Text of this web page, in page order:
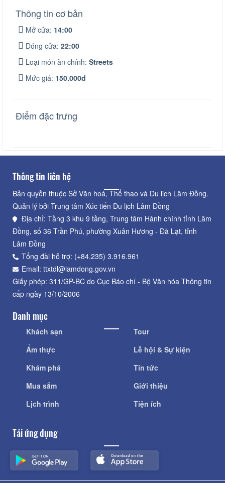
Thông tin cơ bản
Mở cửa: 14:00
Đóng cửa: 22:00
Loại món ăn chính: Streets
Mức giá: 150.000đ
Điểm đặc trưng
Thông tin liên hệ
Bản quyền thuộc Sở Văn hoá, Thể thao và Du lịch Lâm Đồng.
Quản lý bởi Trung tâm Xúc tiến Du lịch Lâm Đồng
Địa chỉ: Tầng 3 khu 9 tầng, Trung tâm Hành chính tỉnh Lâm
Đồng, số 36 Trần Phú, phường Xuân Hương - Đà Lạt, tỉnh
Lâm Đồng
Tổng đài hỗ trợ: (+84.235) 3.916.961
Email: ttxtdl@lamdong.gov.vn
Giấy phép: 311/GP-BC do Cục Báo chí - Bộ Văn hóa Thông tin
cấp ngày 13/10/2006
Danh mục
Khách sạn
Ẩm thực
Khám phá
Mua sắm
Lịch trình
Tour
Lễ hội & Sự kiện
Tin tức
Giới thiệu
Tiện ích
Tải ứng dụng